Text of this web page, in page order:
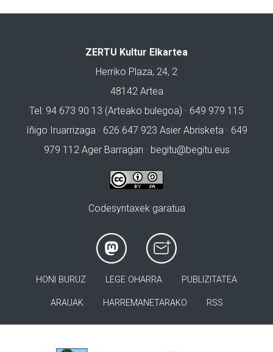
ZERTU Kultur Elkartea
Herriko Plaza, 24, 2
48142 Artea
Tel: 94 673 90 13 (Arteako bulegoa) · 649 979 115
Iñigo Iruarrizaga · 626 647 923 Asier Abrisketa · 649
979 112 Ager Barragan · begitu@begitu.eus
Codesyntaxek garatua
HONI BURUZ LEGE OHARRA PUBLIZITATEA
ARAUAK HARREMANETARAKO RSS